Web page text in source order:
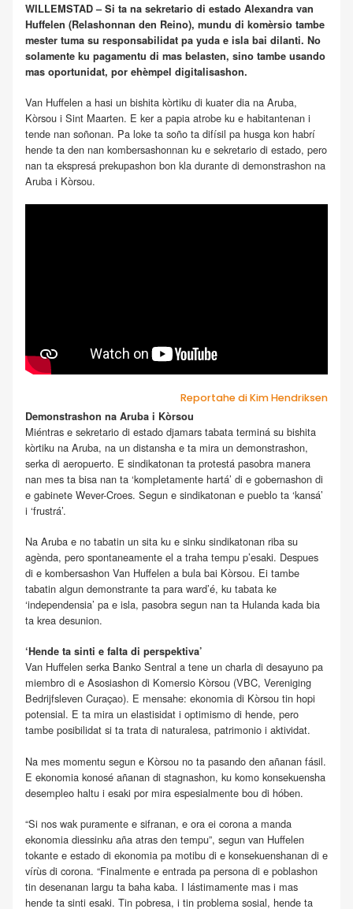
WILLEMSTAD – Si ta na sekretario di estado Alexandra van
Huffelen (Relashonnan den Reino), mundu di komèrsio tambe
mester tuma su responsabilidat pa yuda e isla bai dilanti. No
solamente ku pagamentu di mas belasten, sino tambe usando
mas oportunidat, por ehèmpel digitalisashon.
Van Huffelen a hasi un bishita kòrtiku di kuater dia na Aruba,
Kòrsou i Sint Maarten. E ker a papia atrobe ku e habitantenan i
tende nan soñonan. Pa loke ta soño ta difísil pa husga kon habrí
hende ta den nan kombersashonnan ku e sekretario di estado, pero
nan ta ekspresá prekupashon bon kla durante di demonstrashon na
Aruba i Kòrsou.
Reportahe di Kim Hendriksen
Demonstrashon na Aruba i Kòrsou
Miéntras e sekretario di estado djamars tabata terminá su bishita
kòrtiku na Aruba, na un distansha e ta mira un demonstrashon,
serka di aeropuerto. E sindikatonan ta protestá pasobra manera
nan mes ta bisa nan ta ‘kompletamente hartá’ di e gobernashon di
e gabinete Wever-Croes. Segun e sindikatonan e pueblo ta ‘kansá’
i ‘frustrá’.
Na Aruba e no tabatin un sita ku e sinku sindikatonan riba su
agènda, pero spontaneamente el a traha tempu p’esaki. Despues
di e kombersashon Van Huffelen a bula bai Kòrsou. Ei tambe
tabatin algun demonstrante ta para ward’é, ku tabata ke
‘independensia’ pa e isla, pasobra segun nan ta Hulanda kada bia
ta krea desunion.
‘Hende ta sinti e falta di perspektiva’
Van Huffelen serka Banko Sentral a tene un charla di desayuno pa
miembro di e Asosiashon di Komersio Kòrsou (VBC, Vereniging
Bedrijfsleven Curaçao). E mensahe: ekonomia di Kòrsou tin hopi
potensial. E ta mira un elastisidat i optimismo di hende, pero
tambe posibilidat si ta trata di naturalesa, patrimonio i aktividat.
Na mes momentu segun e Kòrsou no ta pasando den añanan fásil.
E ekonomia konosé añanan di stagnashon, ku komo konsekuensha
desempleo haltu i esaki por mira espesialmente bou di hóben.
“Si nos wak puramente e sifranan, e ora ei corona a manda
ekonomia diessinku aña atras den tempu”, segun van Huffelen
tokante e estado di ekonomia pa motibu di e konsekuenshanan di e
vírùs di corona. “Finalmente e entrada pa persona di e poblashon
tin desenanan largu ta baha kaba. I lástimamente mas i mas
hende ta sinti esaki. Tin pobresa, i tin problema sosial, hende ta